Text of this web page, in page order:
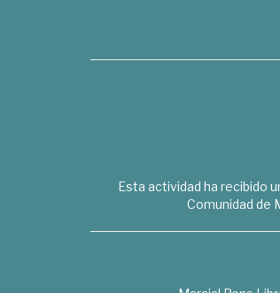
Esta actividad ha recibido
Comunidad de